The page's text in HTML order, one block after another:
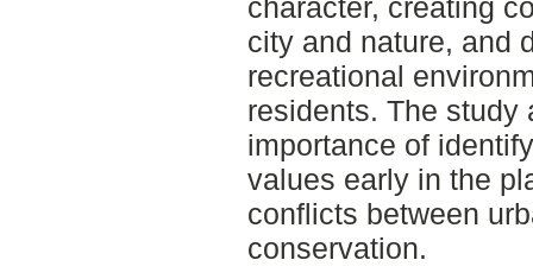
character, creating
city and nature, and
recreational
residents. The study
importance of
values early in the
conflicts between
conservation.